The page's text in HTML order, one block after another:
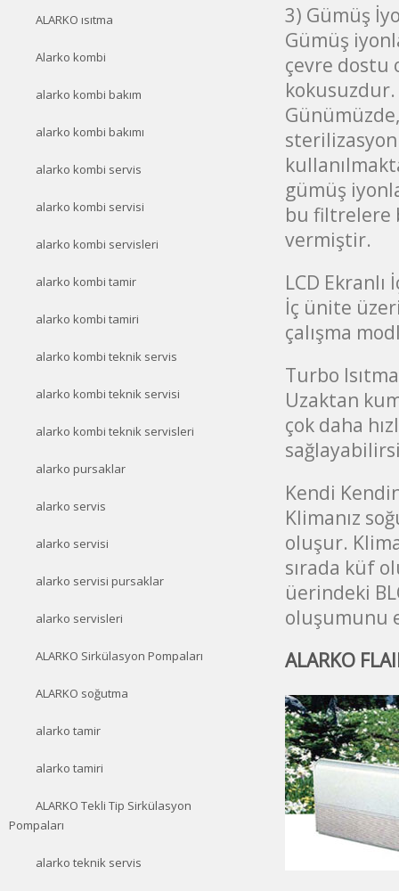
3) Gümüş
Gümüş
çevre dostu
gümüş
bu filtrelere
vermiştir.
LCD Ekranlı
İç ünite
çalışma
Turbo
Uzaktan
çok daha
Kendi
Klimanız
oluşur.
sırada küf
üerindeki
oluşumunu
ALARKO
ALARKO ısıtma
Alarko kombi
alarko kombi bakım
alarko kombi bakımı
alarko kombi servis
alarko kombi servisi
alarko kombi servisleri
alarko kombi tamir
alarko kombi tamiri
alarko kombi teknik servis
alarko kombi teknik servisi
alarko kombi teknik servisleri
alarko pursaklar
alarko servis
alarko servisi
alarko servisi pursaklar
alarko servisleri
ALARKO Sirkülasyon Pompaları
ALARKO soğutma
alarko tamir
alarko tamiri
ALARKO Tekli Tip Sirkülasyon
Pompaları
alarko teknik servis